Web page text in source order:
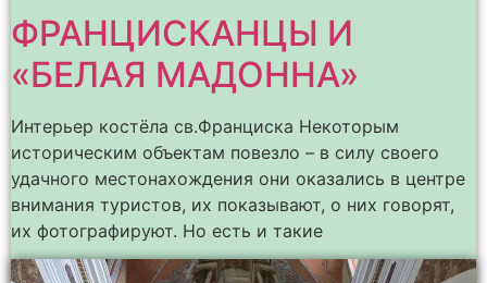
ФРАНЦИСКАНЦЫ И
«БЕЛАЯ МАДОННА»
Интерьер костёла св.Франциска Некоторым
историческим объектам повезло – в силу своего
удачного местонахождения они оказались в центре
внимания туристов, их показывают, о них говорят,
их фотографируют. Но есть и такие